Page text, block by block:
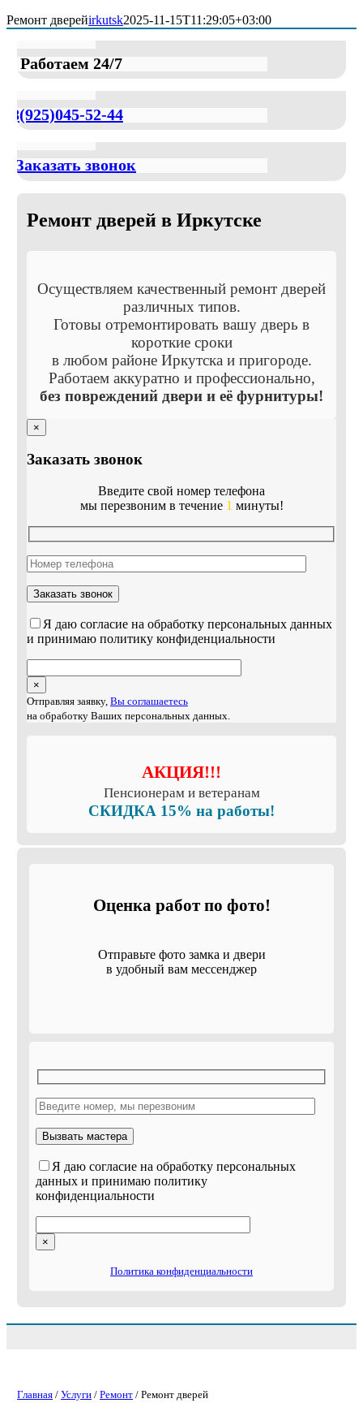
Ремонт дверейirkutsk2025-11-15T11:29:05+03:00
Работаем 24/7
8(925)045-52-44
Заказать звонок
Ремонт дверей в Иркутске
Осуществляем качественный ремонт дверей
различных типов.
Готовы отремонтировать вашу дверь в
короткие сроки
в любом районе Иркутска и пригороде.
Работаем аккуратно и профессионально,
без повреждений двери и её фурнитуры!
×
Заказать звонок
Введите свой номер телефона
мы перезвоним в течение 1 минуты!
Я даю согласие на обработку персональных данных
и принимаю политику конфиденциальности
×
Отправляя заявку, Вы соглашаетесь
на обработку Ваших персональных данных.
АКЦИЯ!!!
Пенсионерам и ветеранам
СКИДКА 15% на работы!
Оценка работ по фото!
Отправьте фото замка и двери
в удобный вам мессенджер
Я даю согласие на обработку персональных
данных и принимаю политику
конфиденциальности
×
Политика конфиденциальности
Главная / Услуги / Ремонт / Ремонт дверей